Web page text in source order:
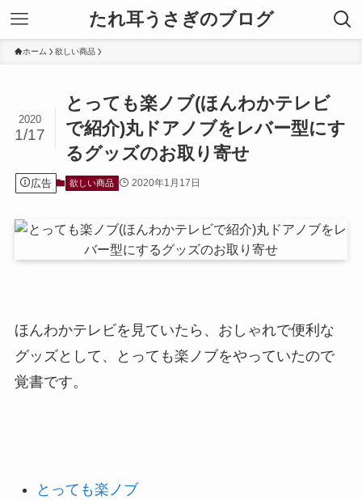
たれ耳うさぎのブログ
ホーム 欲しい商品
とっても楽ノブ(ほんわかテレビ
で紹介)丸ドアノブをレバー型にす
るグッズのお取り寄せ
2020
1/17
広告 欲しい商品 2020年1月17日
ほんわかテレビを見ていたら、おしゃれで便利な
グッズとして、とっても楽ノブをやっていたので
覚書です。
とっても楽ノブ